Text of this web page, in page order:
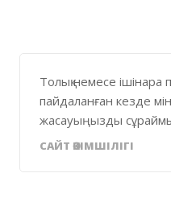
Толық немесе
пайдаланған кезде
жасауыңызды
САЙТ ӘКІМШІЛІГІ